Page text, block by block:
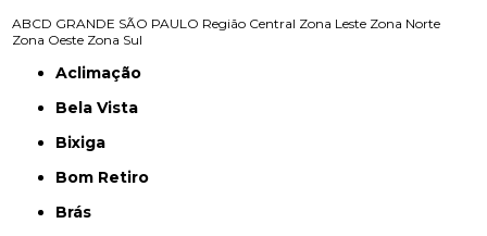
ABCD GRANDE SÃO PAULO Região Central Zona Leste Zona Norte
Zona Oeste Zona Sul
Aclimação
Bela Vista
Bixiga
Bom Retiro
Brás